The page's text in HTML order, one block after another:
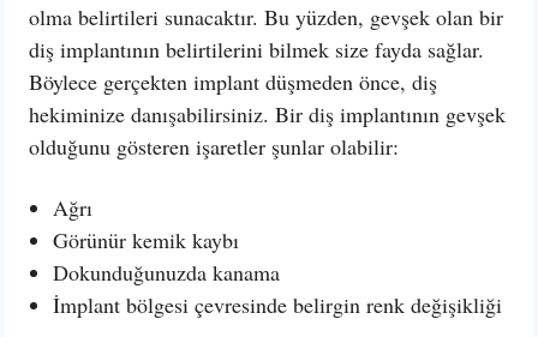
olma belirtileri sunacaktır. Bu yüzden, gevşek olan bir
diş implantının belirtilerini bilmek size fayda sağlar.
Böylece gerçekten implant düşmeden önce, diş
hekiminize danışabilirsiniz. Bir diş implantının gevşek
olduğunu gösteren işaretler şunlar olabilir:
Ağrı
Görünür kemik kaybı
Dokunduğunuzda kanama
İmplant bölgesi çevresinde belirgin renk değişikliği